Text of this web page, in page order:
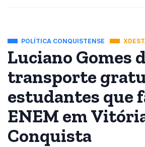
POLÍTICA CONQUISTENSE
Luciano Gomes
transporte
estudantes que
ENEM em
Conquista